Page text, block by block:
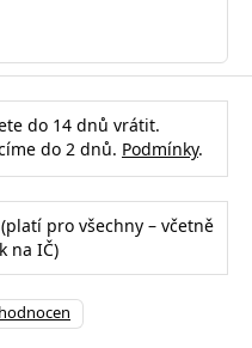
do 14 dnů vrátit.
do 2 dnů. Podmínky.
pro všechny – včetně
na IČ)